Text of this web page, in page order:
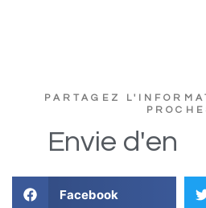
PARTAGEZ
Envie d'en
Facebook